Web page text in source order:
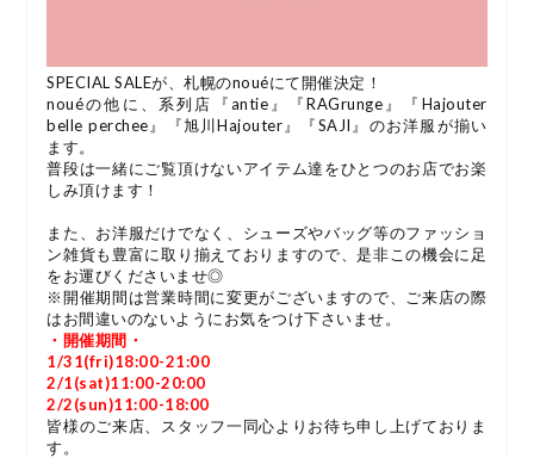
SPECIAL SALEが、札幌のnouéにて開催決定！
nouéの他に、系列店『antie』『RAGrunge』『Hajouter
belle perchee』『旭川Hajouter』『SAJI』のお洋服が揃い
ます。
普段は一緒にご覧頂けないアイテム達をひとつのお店でお楽
しみ頂けます！
また、お洋服だけでなく、シューズやバッグ等のファッショ
ン雑貨も豊富に取り揃えておりますので、是非この機会に足
をお運びくださいませ◎
※開催期間は営業時間に変更がございますので、ご来店の際
はお間違いのないようにお気をつけ下さいませ。
・開催期間・
1/31(fri)18:00-21:00
2/1(sat)11:00-20:00
2/2(sun)11:00-18:00
皆様のご来店、スタッフ一同心よりお待ち申し上げておりま
す。